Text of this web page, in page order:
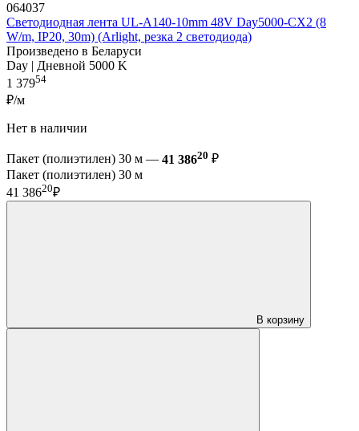
064037
Светодиодная лента UL-A140-10mm 48V Day5000-CX2 (8
W/m, IP20, 30m) (Arlight, резка 2 светодиода)
Произведено в Беларуси
Day | Дневной 5000 K
1 37954
₽/м
Нет в наличии
Пакет (полиэтилен) 30 м — 41 38620 ₽
Пакет (полиэтилен) 30 м
41 38620₽
В корзину